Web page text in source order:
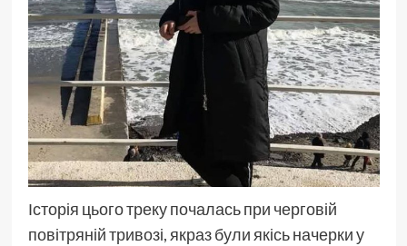
Історія цього треку почалась при черговій
повітряній тривозі, якраз були якісь начерки у